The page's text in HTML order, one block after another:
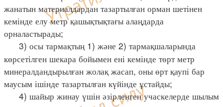
жанатын материалдардан тазартылған орман шетінен
кемінде елу метр қашықтықтағы алаңдарда
орналастырады;
3) осы тармақтың 1) және 2) тармақшаларында
көрсетілген шекара бойымен ені кемінде төрт метр
минералдандырылған жолақ жасап, оны өрт қаупі бар
маусым ішінде тазартылған күйінде ұстайды;
4) шайыр жинау үшін әзірленген учаскелерде шылым